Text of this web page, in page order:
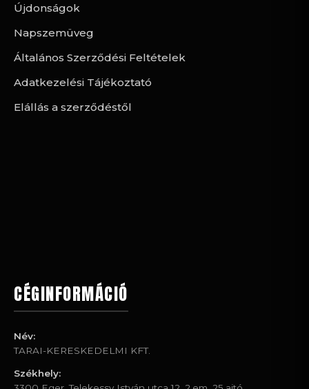
Újdonságok
Napszemüveg
Általános Szerződési Feltételek
Adatkezelési Tájékoztató
Elállás a szerződéstől
CÉGINFORMÁCIÓ
Név:
TARAI-KERESKEDELMI KFT.
Székhely: